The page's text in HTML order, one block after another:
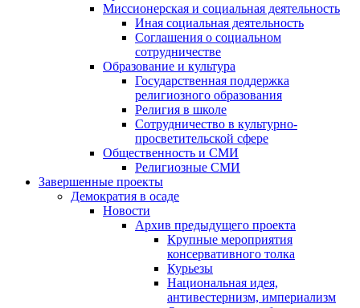
Миссионерская и социальная деятельность
Иная социальная деятельность
Соглашения о социальном
сотрудничестве
Образование и культура
Государственная поддержка
религиозного образования
Религия в школе
Сотрудничество в культурно-
просветительской сфере
Общественность и СМИ
Религиозные СМИ
Завершенные проекты
Демократия в осаде
Новости
Архив предыдущего проекта
Крупные мероприятия
консервативного толка
Курьезы
Национальная идея,
антивестернизм, империализм